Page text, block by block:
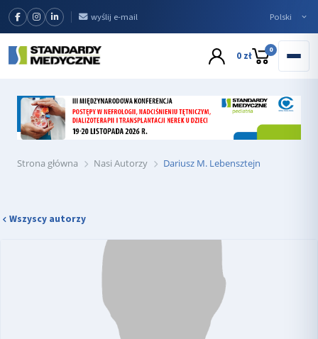
wyślij e-mail
0 zł 0
Strona główna Nasi Autorzy Dariusz M. Lebensztejn
Wszyscy autorzy